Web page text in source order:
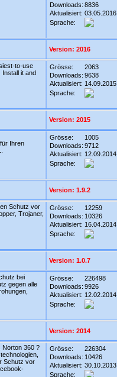
Downloads: 8836
Aktualisiert: 03.05.2016
Sprache:
Version: 2016
to-use
Install it and
Grösse:
2063
Downloads: 9638
Aktualisiert: 14.09.2015
Sprache:
Version: 2015
Ihren
Grösse:
1005
Downloads: 9712
Aktualisiert: 12.09.2014
Sprache:
Version: 1.9.2
Schutz vor
Trojaner,
Grösse:
12259
Downloads: 10326
Aktualisiert: 16.04.2014
Sprache:
Version: 1.0.7
bei
gegen alle
Grösse:
226498
Downloads: 9926
Aktualisiert: 12.02.2014
Sprache:
Version: 2014
Norton 360 ?
Schutz vor
Grösse:
226304
Downloads: 10426
Aktualisiert: 30.10.2013
Sprache: